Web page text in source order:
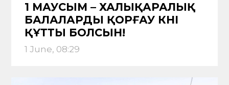
1 МАУСЫМ – ХАЛЫҚАРАЛЫҚ
БАЛАЛАРДЫ ҚОРҒАУ КҮНІ
ҚҰТТЫ БОЛСЫН!
1 June, 08:29